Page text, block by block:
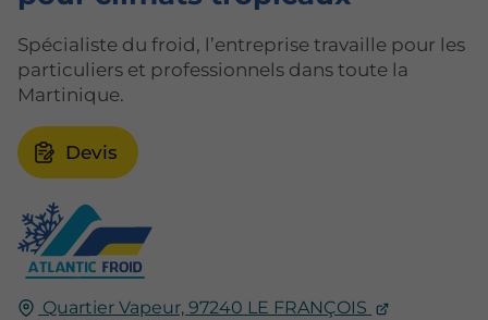
Quartier Vapeur,97240 LE FRANÇOIS
Spécialiste du froid, l’entreprise travaille pour les
particuliers et professionnels dans toute la
Martinique.
Devis